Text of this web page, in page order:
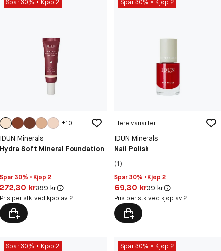
Spar 30% Kjøp 2
+10
IDUN Minerals
Hydra Soft Mineral Foundation
Spar 30% • Kjøp 2
Pris: 272,30 kr
272,30 krOriginal pris:
389 kr
Pris per stk. ved kjøp av 2
Spar 30% Kjøp 2
Flere varianter
IDUN Minerals
Nail Polish
(1)
Spar 30% • Kjøp 2
Pris: 69,30 kr
69,30 krOriginal pris:
99 kr
Pris per stk. ved kjøp av 2
Spar 30% Kjøp 2 Spar 30% Kjøp 2